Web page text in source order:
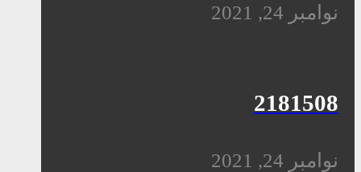
نوامبر 24, 2021
2181508
نوامبر 24, 2021